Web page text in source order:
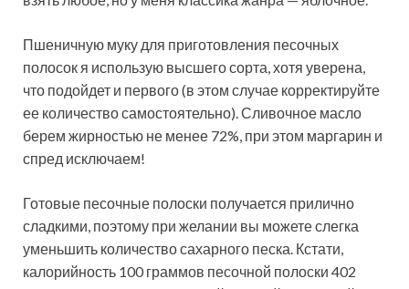
Пшеничную муку для приготовления песочных
полосок я использую высшего сорта, хотя уверена,
что подойдет и первого (в этом случае корректируйте
ее количество самостоятельно). Сливочное масло
берем жирностью не менее 72%, при этом маргарин и
спред исключаем!
Готовые песочные полоски получается прилично
сладкими, поэтому при желании вы можете слегка
уменьшить количество сахарного песка. Кстати,
калорийность 100 граммов песочной полоски 402